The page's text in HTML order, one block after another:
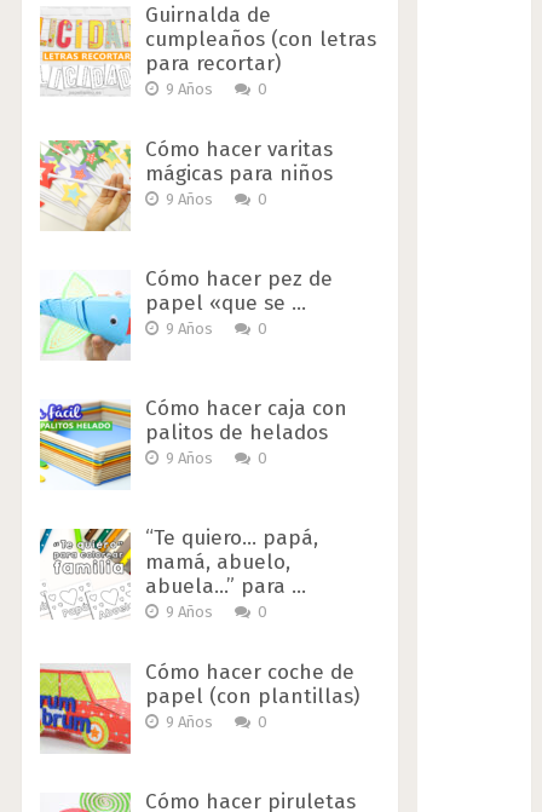
Guirnalda de
cumpleaños (con letras
para recortar)
9 Años 0
Cómo hacer varitas
mágicas para niños
9 Años 0
Cómo hacer pez de
papel «que se …
9 Años 0
Cómo hacer caja con
palitos de helados
9 Años 0
“Te quiero… papá,
mamá, abuelo,
abuela…” para …
9 Años 0
Cómo hacer coche de
papel (con plantillas)
9 Años 0
Cómo hacer piruletas